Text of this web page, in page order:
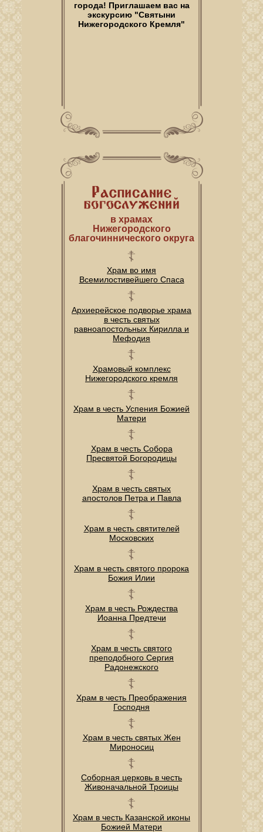
города! Приглашаем вас на
экскурсию "Святыни
Нижегородского Кремля"
в храмах
Нижегородского
благочиннического округа
Храм во имя
Всемилостивейшего Спаса
Архиерейское подворье храма
в честь святых
равноапостольных Кирилла и
Мефодия
Храмовый комплекс
Нижегородского кремля
Храм в честь Успения Божией
Матери
Храм в честь Собора
Пресвятой Богородицы
Храм в честь святых
апостолов Петра и Павла
Храм в честь святителей
Московских
Храм в честь святого пророка
Божия Илии
Храм в честь Рождества
Иоанна Предтечи
Храм в честь святого
преподобного Сергия
Радонежского
Храм в честь Преображения
Господня
Храм в честь святых Жен
Мироносиц
Соборная церковь в честь
Живоначальной Троицы
Храм в честь Казанской иконы
Божией Матери